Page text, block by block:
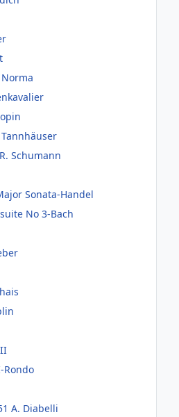
Schumann
Sonata-Handel
No 3-Bach
Rondo
A. Diabelli